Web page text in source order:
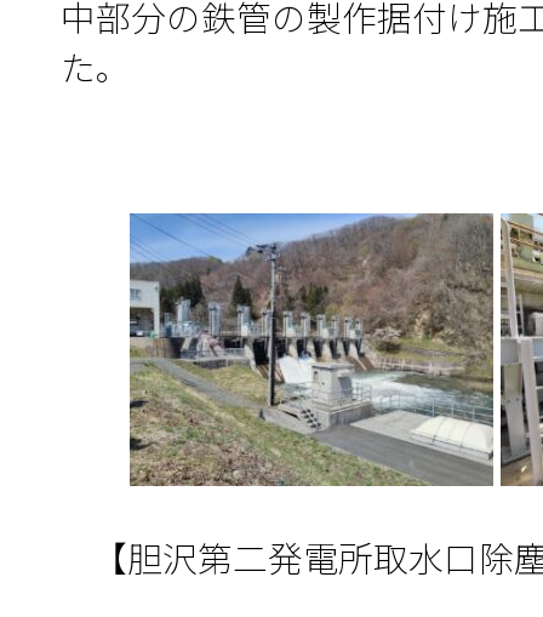
中部分の鉄管の製作据付け施
た。
【胆沢第二発電所取水口